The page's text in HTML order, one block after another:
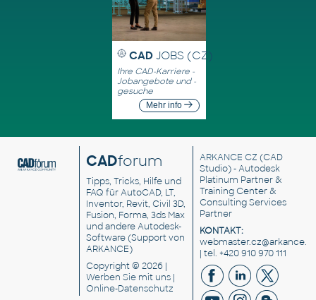
CAD JOBS (CZ)
Ihre CAD-Karriere -
Jobangebote und -
gesuche
Mehr info
CADforum
Tipps, Tricks, Hilfe und
FAQ für AutoCAD, LT,
Inventor, Revit, Civil 3D,
Fusion, Forma, 3ds Max
und andere Autodesk-
Software (Support von
ARKANCE)
Copyright © 2026 |
Werben Siemit uns |
Online-Datenschutz
ARKANCE CZ (CAD
Studio) - Autodesk
Platinum Partner &
Training Center &
Consulting Services
Partner
KONTAKT:
| tel. +420 910 970 111